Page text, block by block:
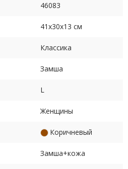
46083
41х30х13 см
Классика
Замша
L
Женщины
Коричневый
Замша+кожа